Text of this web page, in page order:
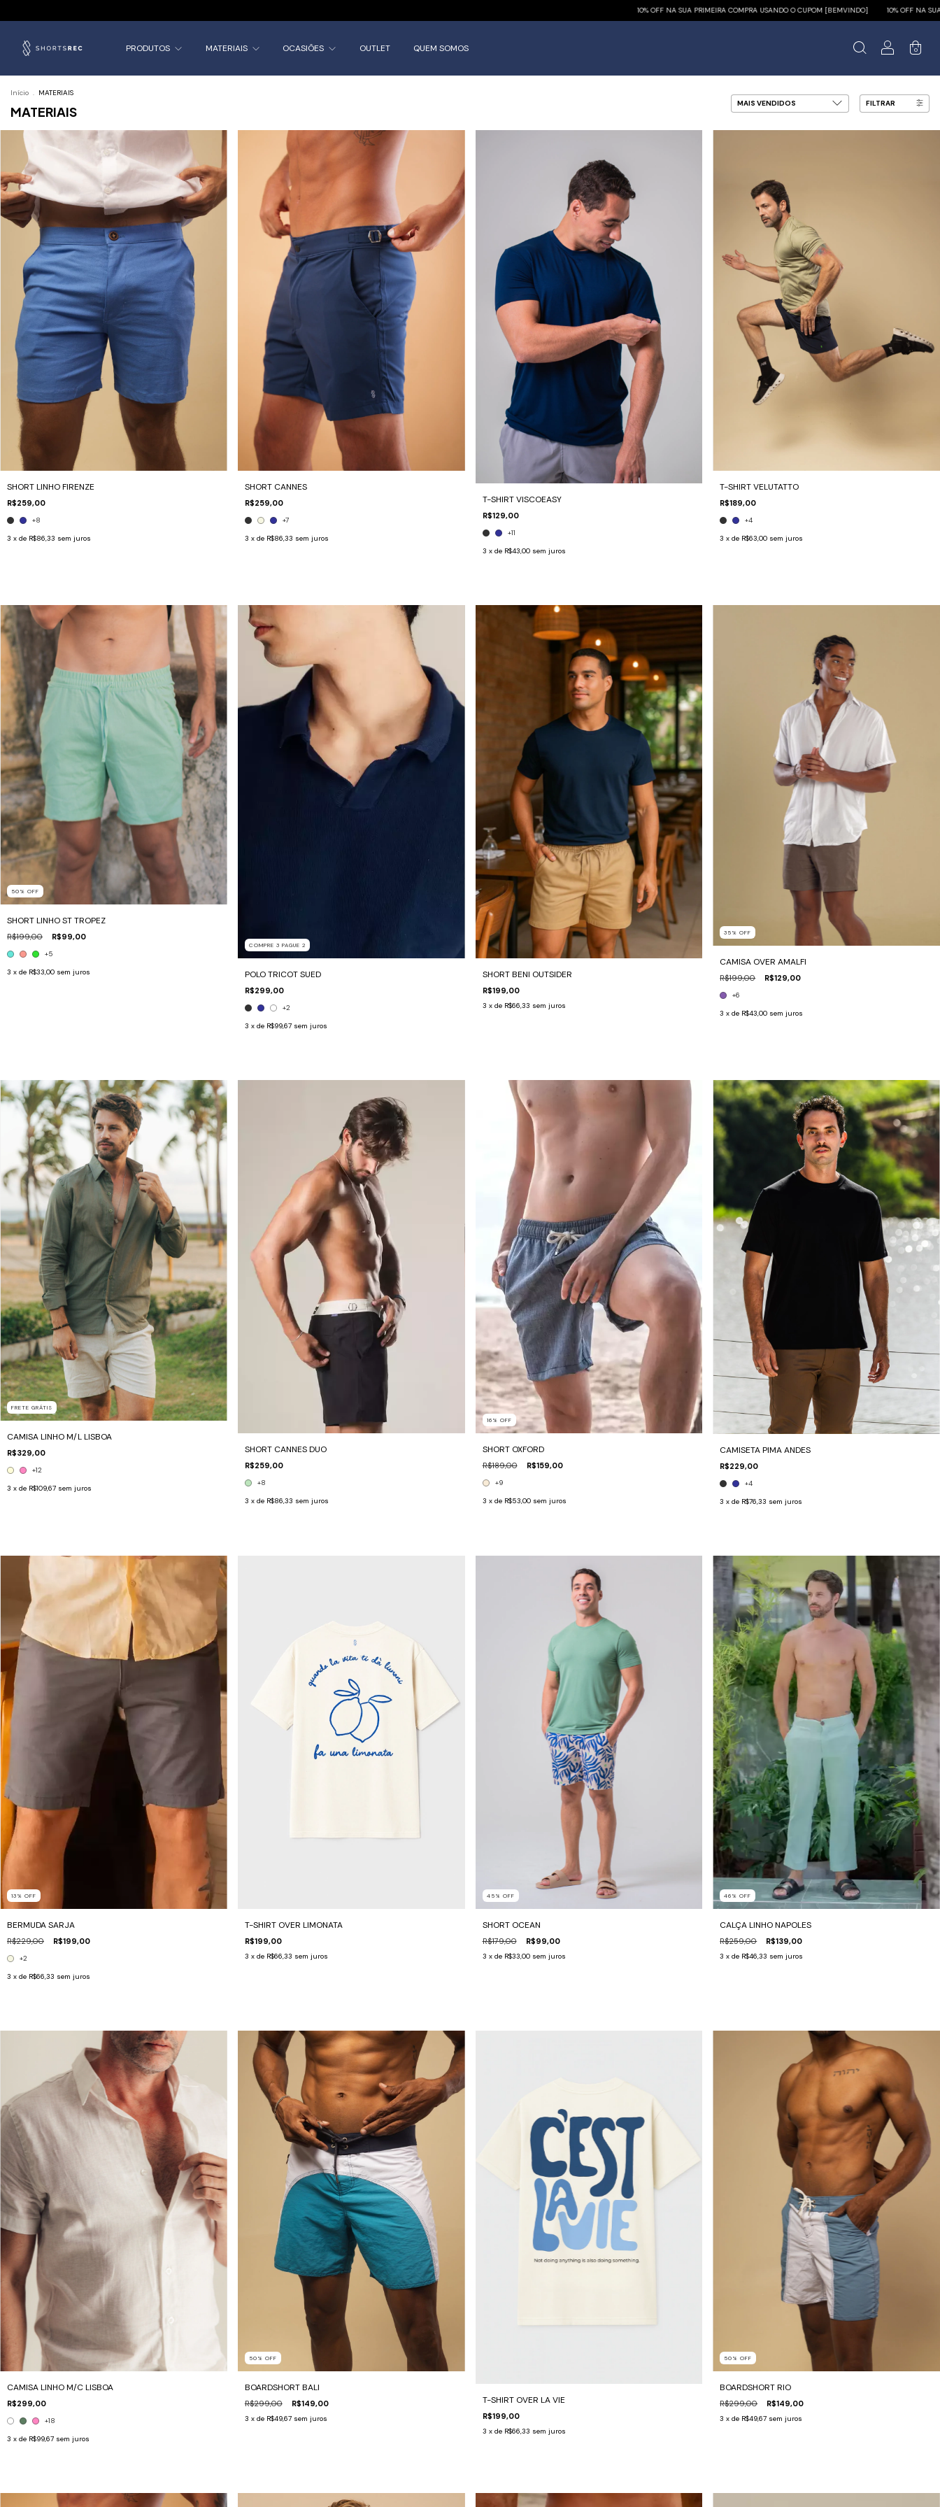
10% OFF NA SUA PRIMEIRA COMPRA USANDO O CUPOM [BEMVINDO] 10% OFF NA SUA PRIMEIRA COMPRA USANDO O CUPOM [BEMVINDO]
PRODUTOS MATERIAIS OCASIÕES OUTLET QUEM SOMOS 0
Início . MATERIAIS
MATERIAIS
FILTRAR
SHORT LINHO FIRENZE
R$259,00
+8
3 x de R$86,33 sem juros
SHORT CANNES
R$259,00
+7
3 x de R$86,33 sem juros
T-SHIRT VISCOEASY
R$129,00
+11
3 x de R$43,00 sem juros
T-SHIRT VELUTATTO
R$189,00
+4
3 x de R$63,00 sem juros
50 % OFF
SHORT LINHO ST TROPEZ
R$199,00 R$99,00
+5
3 x de R$33,00 sem juros
COMPRE 3 PAGUE 2
POLO TRICOT SUED
R$299,00
+2
3 x de R$99,67 sem juros
SHORT BENI OUTSIDER
R$199,00
3 x de R$66,33 sem juros
35 %OFF
CAMISA OVER AMALFI
R$199,00 R$129,00
+6
3 x de R$43,00 sem juros
FRETE GRÁTIS
CAMISA LINHO M/L LISBOA
R$329,00
+12
3 x de R$109,67 sem juros
SHORT CANNES DUO
R$259,00
+8
3 x de R$86,33 sem juros
16 % OFF
SHORT OXFORD
R$189,00 R$159,00
+9
3 x de R$53,00 sem juros
CAMISETA PIMA ANDES
R$229,00
+4
3 x de R$76,33 sem juros
13 % OFF
BERMUDA SARJA
R$229,00 R$199,00
+2
3 x de R$66,33 sem juros
T-SHIRT OVER LIMONATA
R$199,00
3 x de R$66,33 sem juros
45 % OFF
SHORT OCEAN
R$179,00 R$99,00
3 x de R$33,00 sem juros
46 %OFF
CALÇA LINHO NAPOLES
R$259,00 R$139,00
3 x de R$46,33 sem juros
CAMISA LINHO M/C LISBOA
R$299,00
+18
3 x de R$99,67 sem juros
50 % OFF
BOARDSHORT BALI
R$299,00 R$149,00
3 x de R$49,67 sem juros
T-SHIRT OVER LA VIE
R$199,00
3 x de R$66,33 sem juros
50 %OFF
BOARDSHORT RIO
R$299,00 R$149,00
3 x de R$49,67 sem juros